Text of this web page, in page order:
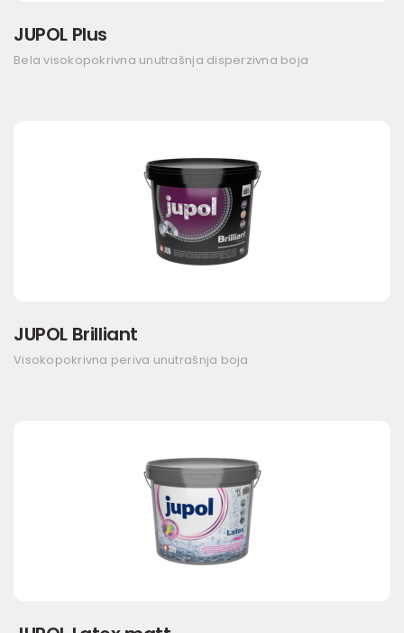
JUPOL Plus
Bela visokopokrivna unutrašnja disperzivna boja
JUPOL Brilliant
Visokopokrivna periva unutrašnja boja